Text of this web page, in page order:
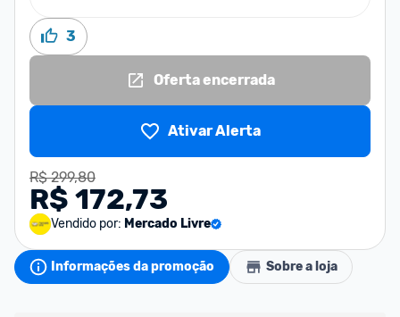
3
Oferta encerrada
Ativar Alerta
R$ 299,80
R$ 172,73
Vendido por: Mercado Livre
Informações da promoção Sobre a loja